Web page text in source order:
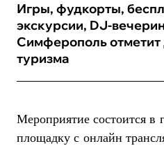
Игры, фудкорты,
экскурсии, DJ-
Симферополь
туризма
Мероприятие состоится
площадку с онлайн